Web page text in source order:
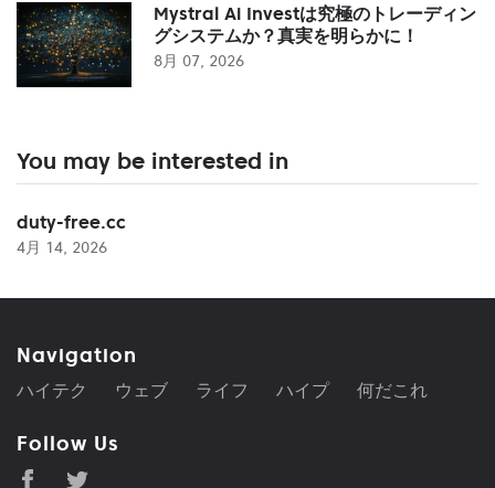
Mystral Ai Investは究極のトレーディン
グシステムか？真実を明らかに！
8月 07, 2026
You may be interested in
duty-free.cc
4月 14, 2026
Navigation
ハイテク ウェブ ライフ ハイプ 何だこれ
Follow Us